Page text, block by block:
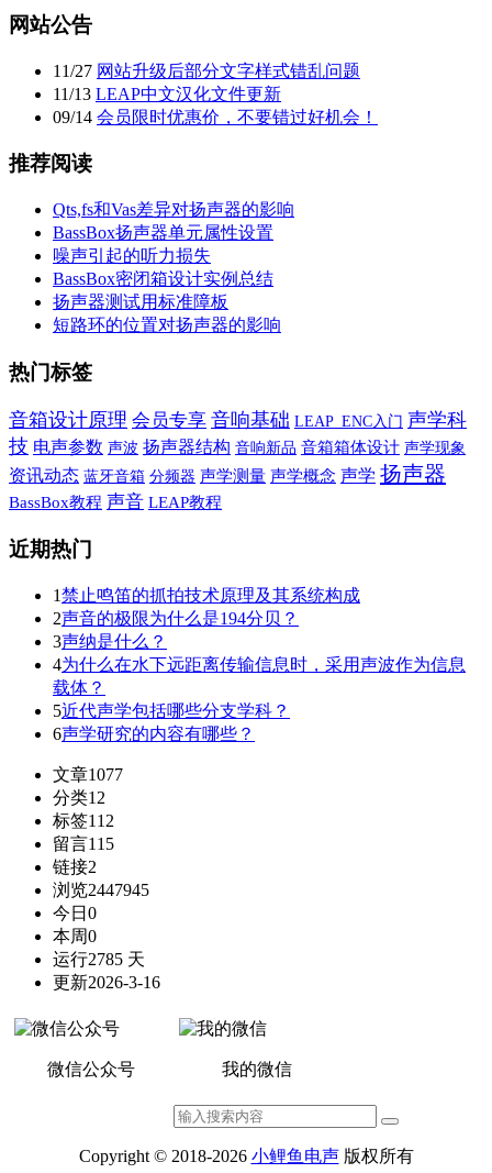
网站公告
11/27 网站升级后部分文字样式错乱问题
11/13 LEAP中文汉化文件更新
09/14 会员限时优惠价，不要错过好机会！
推荐阅读
Qts,fs和Vas差异对扬声器的影响
BassBox扬声器单元属性设置
噪声引起的听力损失
BassBox密闭箱设计实例总结
扬声器测试用标准障板
短路环的位置对扬声器的影响
热门标签
音箱设计原理 会员专享 音响基础 LEAP_ENC入门 声学科
技 电声参数 声波 扬声器结构 音响新品 音箱箱体设计 声学现象
资讯动态 蓝牙音箱 分频器 声学测量 声学概念 声学 扬声器
BassBox教程 声音 LEAP教程
近期热门
1禁止鸣笛的抓拍技术原理及其系统构成
2声音的极限为什么是194分贝？
3声纳是什么？
4为什么在水下远距离传输信息时，采用声波作为信息
载体？
5近代声学包括哪些分支学科？
6声学研究的内容有哪些？
文章1077
分类12
标签112
留言115
链接2
浏览2447945
今日 0
本周0
运行2785 天
更新2026-3-16
微信公众号 我的微信
Copyright © 2018-2026 小鲤鱼电声版权所有